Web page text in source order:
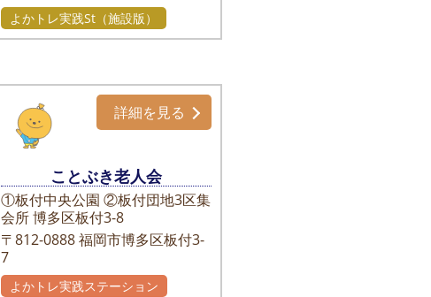
よかトレ実践St（施設版）
ことぶき老人会
①板付中央公園 ②板付団地3区集
会所 博多区板付3-8
〒812-0888 福岡市博多区板付3-
7
詳細を見る
よかトレ実践ステーション